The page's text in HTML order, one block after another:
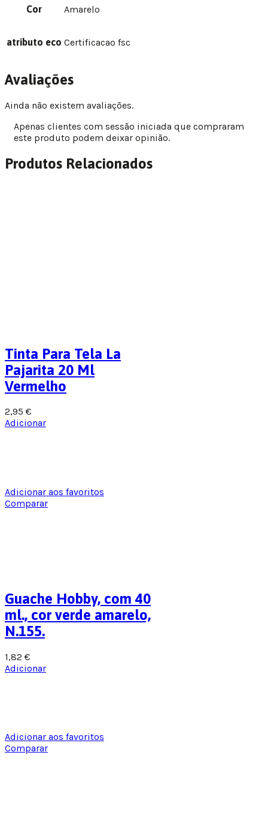
Cor Amarelo
atributo eco Certificacao fsc
Avaliações
Ainda não existem avaliações.
Apenas clientes com sessão iniciada que compraram
este produto podem deixar opinião.
Produtos Relacionados
Adicionar aos favoritos
Comparar
Tinta Para Tela La
Pajarita 20 Ml
Vermelho
2,95 €
Adicionar
Adicionar aos favoritos
Comparar
Guache Hobby, com 40
ml., cor verde amarelo,
N.155.
1,82 €
Adicionar